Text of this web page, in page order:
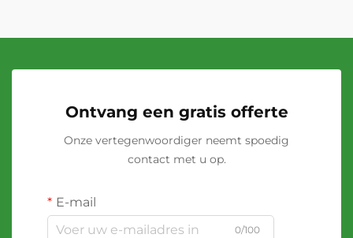
Ontvang een gratis offerte
Onze vertegenwoordiger neemt spoedig
contact met u op.
E-mail
0/100